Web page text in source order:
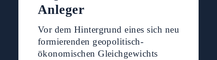
Anleger
Vor dem Hintergrund eines sich neu
formierenden geopolitisch-
ökonomischen Gleichgewichts